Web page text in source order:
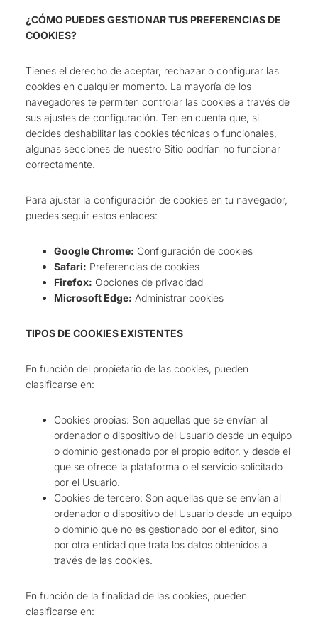
¿CÓMO PUEDES GESTIONAR TUS PREFERENCIAS DE
COOKIES?
Tienes el derecho de aceptar, rechazar o configurar las
cookies en cualquier momento. La mayoría de los
navegadores te permiten controlar las cookies a través de
sus ajustes de configuración. Ten en cuenta que, si
decides deshabilitar las cookies técnicas o funcionales,
algunas secciones de nuestro Sitio podrían no funcionar
correctamente.
Para ajustar la configuración de cookies en tu navegador,
puedes seguir estos enlaces:
Google Chrome: Configuración de cookies
Safari: Preferencias de cookies
Firefox: Opciones de privacidad
Microsoft Edge: Administrar cookies
TIPOS DE COOKIES EXISTENTES
En función del propietario de las cookies, pueden
clasificarse en:
Cookies propias: Son aquellas que se envían al
ordenador o dispositivo del Usuario desde un equipo
o dominio gestionado por el propio editor, y desde el
que se ofrece la plataforma o el servicio solicitado
por el Usuario.
Cookies de tercero: Son aquellas que se envían al
ordenador o dispositivo del Usuario desde un equipo
o dominio que no es gestionado por el editor, sino
por otra entidad que trata los datos obtenidos a
través de las cookies.
En función de la finalidad de las cookies, pueden
clasificarse en: